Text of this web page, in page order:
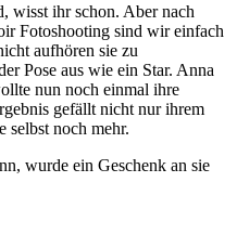
wisst ihr schon. Aber nach
Fotoshooting sind wir einfach
aufhören sie zu
Pose aus wie ein Star. Anna
nun noch einmal ihre
gefällt nicht nur ihrem
selbst noch mehr.
wurde ein Geschenk an sie